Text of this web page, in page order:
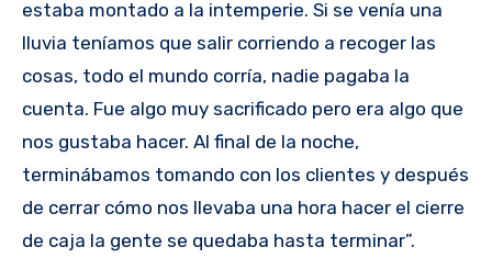
estaba montado a la intemperie. Si se venía una
lluvia teníamos que salir corriendo a recoger las
cosas, todo el mundo corría, nadie pagaba la
cuenta. Fue algo muy sacrificado pero era algo que
nos gustaba hacer. Al final de la noche,
terminábamos tomando con los clientes y después
de cerrar cómo nos llevaba una hora hacer el cierre
de caja la gente se quedaba hasta terminar”.